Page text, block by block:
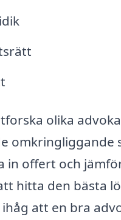
olika
omkringliggande
in offert och
hitta den bästa
att en bra